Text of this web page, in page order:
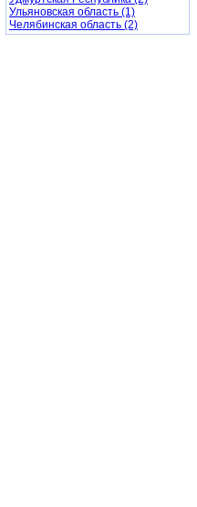
Ульяновская область (1)
Челябинская область (2)